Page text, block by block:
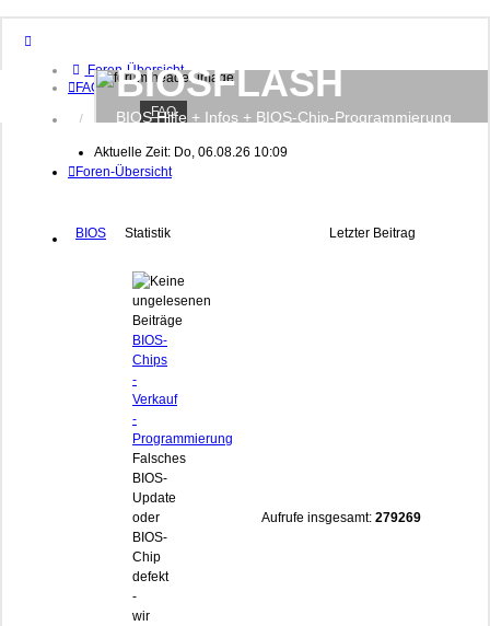
Foren-Übersicht
FAQ
Anmelden
BIOSFLASH
BIOS Hilfe + Infos + BIOS-Chip-Programmierung
FAQ
Aktuelle Zeit: Do, 06.08.26 10:09
Foren-Übersicht
BIOS Statistik Letzter Beitrag
BIOS-
Chips
-
Verkauf
-
Programmierung
Falsches
BIOS-
Update
oder
BIOS-
Chip
defekt
-
wir
Aufrufe insgesamt: 279269